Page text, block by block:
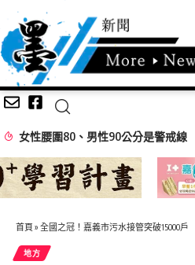
女性腰圍80、男性90公分是警戒線 黃敏惠響應「89量腰日」籲做好健康ACE
首頁 » 全國之冠！嘉義市污水接管突破15000
地方